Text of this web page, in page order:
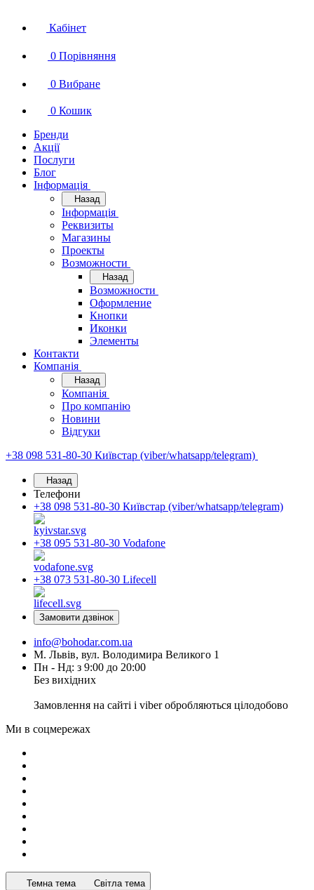
Кабінет
0 Порівняння
0 Вибране
0 Кошик
Бренди
Акції
Послуги
Блог
Інформація
Назад
Інформація
Реквизиты
Магазины
Проекты
Возможности
Назад
Возможности
Оформление
Кнопки
Иконки
Элементы
Контакти
Компанія
Назад
Компанія
Про компанію
Новини
Відгуки
+38 098 531-80-30 Київстар (viber/whatsapp/telegram)
Назад
Телефони
+38 098 531-80-30 Київстар (viber/whatsapp/telegram)
+38 095 531-80-30 Vodafone
+38 073 531-80-30 Lifecell
Замовити дзвінок
info@bohodar.com.ua
М. Львів, вул. Володимира Великого 1
Пн - Нд: з 9:00 до 20:00
Без вихідних
Замовлення на сайті і viber обробляються цілодобово
Ми в соцмережах
Темна тема Світла тема